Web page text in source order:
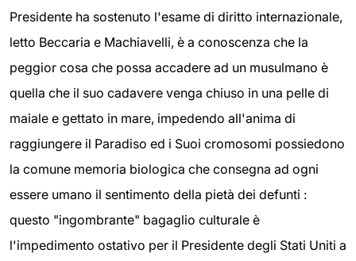
Presidente ha sostenuto l'esame di diritto internazionale,
letto Beccaria e Machiavelli, è a conoscenza che la
peggior cosa che possa accadere ad un musulmano è
quella che il suo cadavere venga chiuso in una pelle di
maiale e gettato in mare, impedendo all'anima di
raggiungere il Paradiso ed i Suoi cromosomi possiedono
la comune memoria biologica che consegna ad ogni
essere umano il sentimento della pietà dei defunti :
questo "ingombrante" bagaglio culturale è
l'impedimento ostativo per il Presidente degli Stati Uniti a